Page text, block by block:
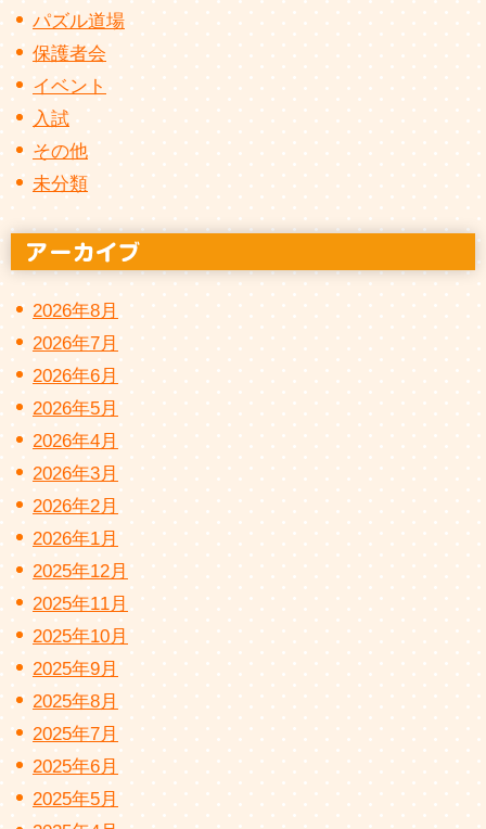
パズル道場
保護者会
イベント
入試
その他
未分類
2026年8月
2026年7月
2026年6月
2026年5月
2026年4月
2026年3月
2026年2月
2026年1月
2025年12月
2025年11月
2025年10月
2025年9月
2025年8月
2025年7月
2025年6月
2025年5月